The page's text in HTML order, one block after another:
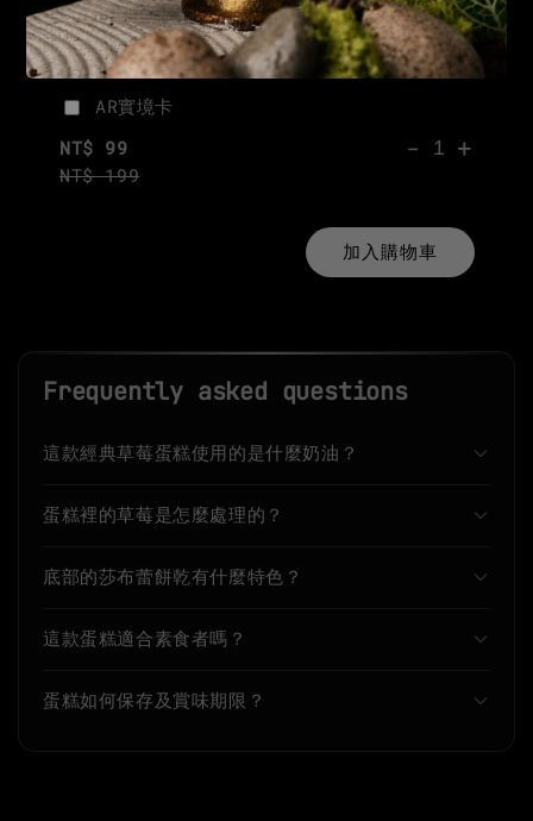
AR實境卡
NT$ 99
NT$ 199
- +
加入購物車
Frequently asked questions
這款經典草莓蛋糕使用的是什麼奶油？
蛋糕裡的草莓是怎麼處理的？
底部的莎布蕾餅乾有什麼特色？
這款蛋糕適合素食者嗎？
蛋糕如何保存及賞味期限？